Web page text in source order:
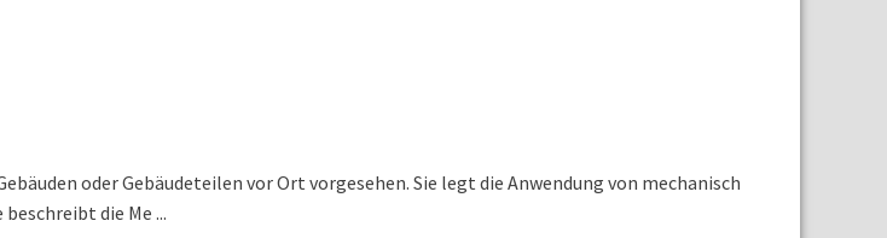
oder Gebäudeteilen vor Ort vorgesehen. Sie legt die Anwendung von mechanisch
die Me ...